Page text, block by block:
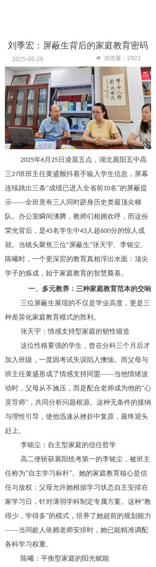
刘季宏：屏蔽生背后的家庭教育密码
2025-06-29 넶 浏览量： 2921
2025年6 月 25日凌晨五点，湖北襄阳五中高
三27班班主任黄盛颤抖着手输入学生信息，屏幕
连续跳出三条“成绩已进入全省前10名”的屏蔽提
示——全班竟有三人同时跻身历史类最顶尖梯
队。办公室瞬间沸腾，教师们相拥欢呼，而这份
荣光背后，是45名学生中43 人超600分的惊人成
就。当镜头聚焦三位“屏蔽生”张天宇、李铭尘、
陈曦时，一个更深层的教育真相浮出水面：顶尖
学子的炼成，始于家庭教育的智慧奠基。
一、多元教养：三种家庭教育范本的交响
三位屏蔽生展现的不仅是学业高度，更是三
种差异化家庭教育模式的胜利 。
张天宇：情感支持型家庭的韧性锻造
这位性格要强的学生，曾在分科三个月后才
加入班级，一度因考试失误陷入懊恼。而父母与
班主任黄盛形成了情感支持同盟——当他情绪波
动时，父母从不施压，而是配合老师成为他的“心
灵导师”，共同分析问题根源。这种无条件的接纳
与理性引导，使他迅速从挫折中复原，最终迎头
赶上。
李铭尘：自主型家庭的信任哲学
高二便斩获襄阳统考第一的李铭尘，被班主
任称为“自主学习标杆”。她的家庭教育核心是信
任与放权：父母允许她根据学习状态自主安排在
家学习日，针对薄弱学科制定专属方案。这种“教
得少，学得多”的模式，培养了她超前的规划能力
——当同龄人依赖老师安排时，她已能精准调配
各科学习权重。
陈曦：平衡型家庭的阳光赋能